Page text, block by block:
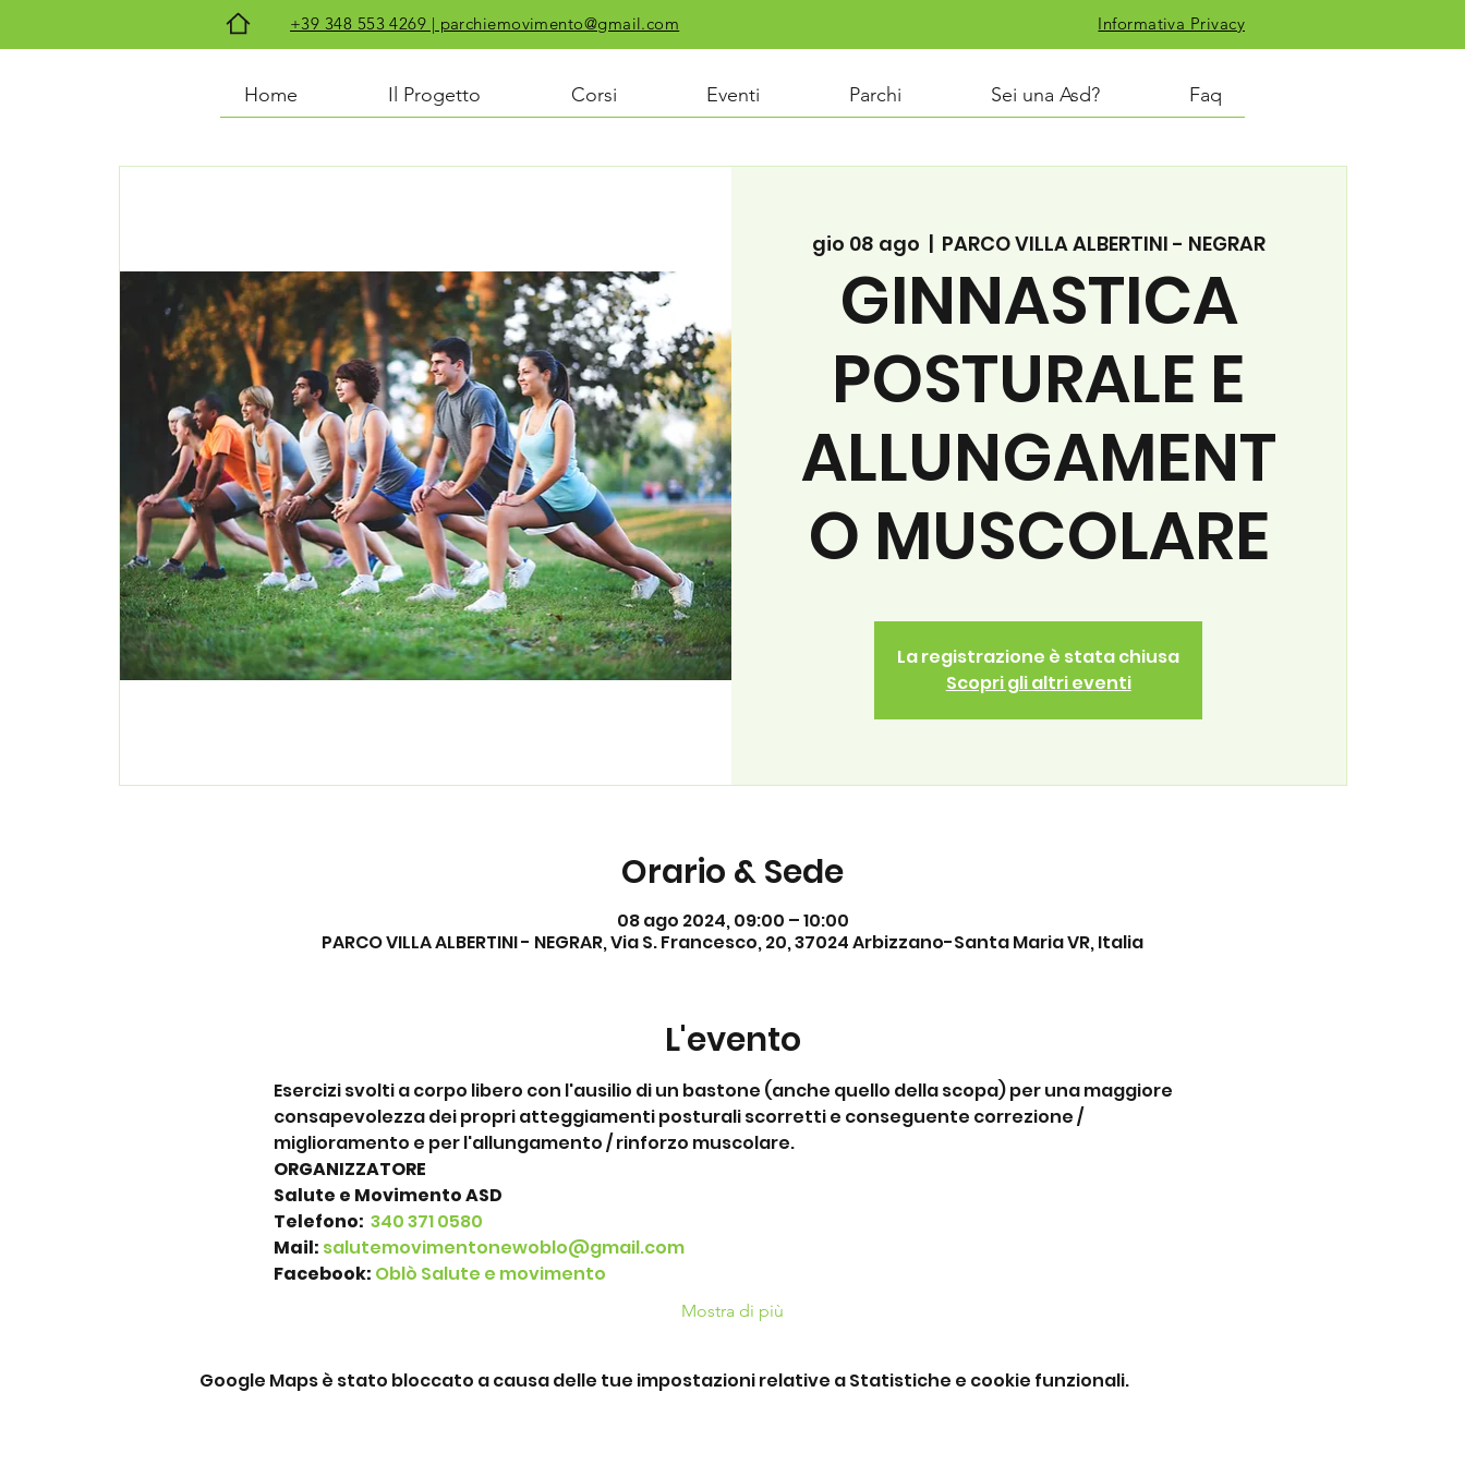
+39 348 553 4269 | parchiemovimento@gmail.com Informativa Privacy
Home Il Progetto Corsi Eventi Parchi Sei una Asd? Faq
gio 08 ago
  |
PARCO VILLA ALBERTINI - NEGRAR
GINNASTICA
POSTURALE E
ALLUNGAMENT
O MUSCOLARE
La registrazione è stata chiusa
Scopri gli altri eventi
Orario & Sede
08 ago 2024, 09:00 – 10:00
PARCO VILLA ALBERTINI - NEGRAR, Via S. Francesco, 20, 37024 Arbizzano-Santa Maria VR, Italia
L'evento
Esercizi svolti a corpo libero con l'ausilio di un bastone (anche quello della scopa) per una maggiore
consapevolezza dei propri atteggiamenti posturali scorretti e conseguente correzione /
miglioramento e per l'allungamento / rinforzo muscolare.
ORGANIZZATORE
Salute e Movimento ASD
Telefono: 340 371 0580
Mail: salutemovimentonewoblo@gmail.com
Facebook: Oblò Salute e movimento
Mostra di più
Google Maps è stato bloccato a causa delle tue impostazioni relative a Statistiche e cookie funzionali.